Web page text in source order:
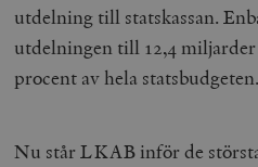
utdelning till statskassan.
utdelningen till 12,4
procent av hela statsbudgeten.
Nu står LKAB inför de